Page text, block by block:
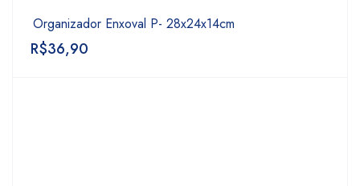
Organizador Enxoval P- 28x24x14cm
R$36,90